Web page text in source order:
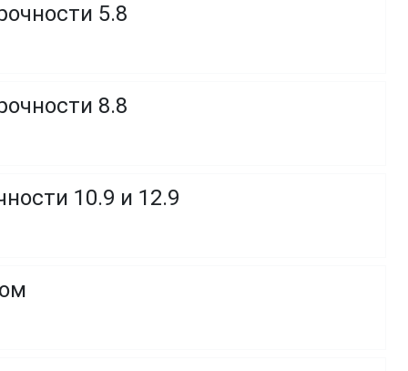
5.8
8.8
10.9 и 12.9